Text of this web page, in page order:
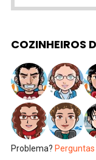
COZINHEIROS
Problema?